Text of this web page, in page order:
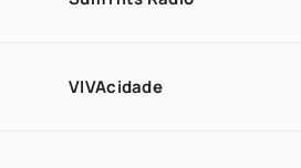
VIVAcidade